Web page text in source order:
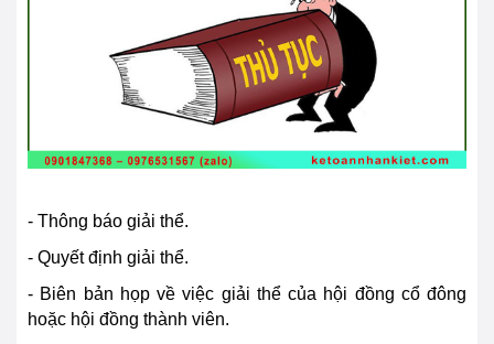
- Thông báo giải thể.
- Quyết định giải thể.
- Biên bản họp về việc giải thể của hội đồng cổ đông
hoặc hội đồng thành viên.